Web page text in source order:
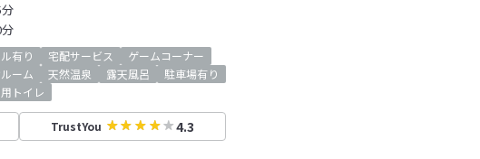
有り 宅配サービス
ゲームコーナー
ーム 天然温泉 露天風呂
駐車場有り
トイレ
TrustYou 4.3